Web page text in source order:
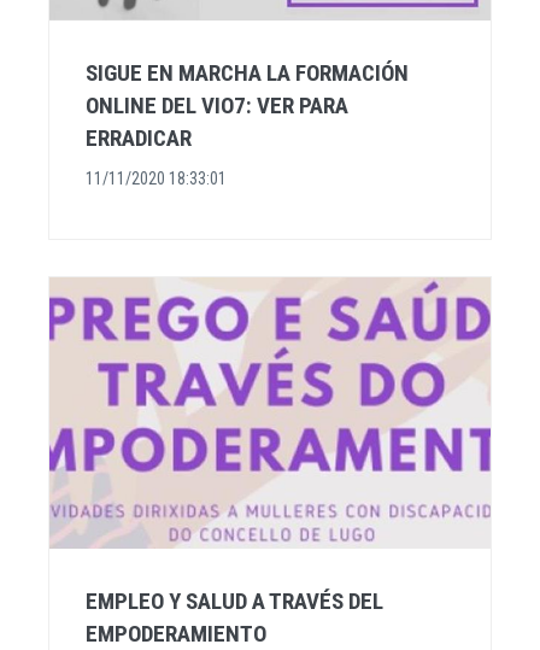
SIGUE EN MARCHA LA FORMACIÓN
ONLINE DEL VIO7: VER PARA
ERRADICAR
11/11/2020 18:33:01
EMPLEO Y SALUD A TRAVÉS DEL
EMPODERAMIENTO